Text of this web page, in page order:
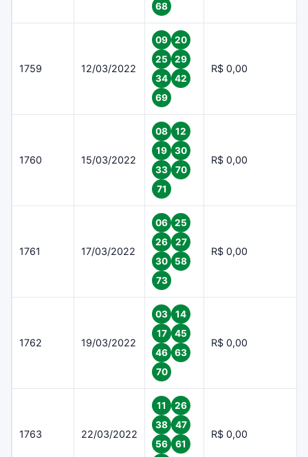
68
1759 12/03/2022
09
20
25
29
34
42
69
R$ 0,00
1760 15/03/2022
08
12
19
30
33
70
71
R$ 0,00
1761 17/03/2022
06
25
26
27
30
58
73
R$ 0,00
1762 19/03/2022
03
14
17
45
46
63
70
R$ 0,00
1763 22/03/2022
11
26
38
47
56
61
R$ 0,00